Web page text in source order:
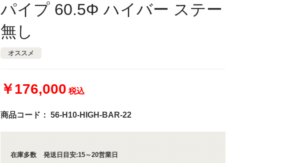
パイプ 60.5Φ ハイバー ステー
無し
オススメ
￥176,000 税込
商品コード：56-H10-HIGH-BAR-22
在庫多数 発送日目安:15～20営業日